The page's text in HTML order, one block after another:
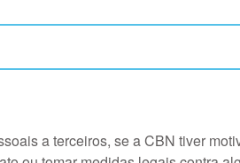
a terceiros, se a CBN tiver